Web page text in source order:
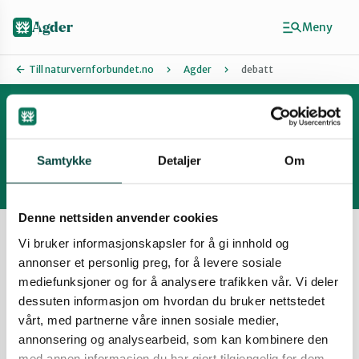
Samtykke Detaljer Om
Denne nettsiden anvender cookies
Vi bruker informasjonskapsler for å gi innhold og
annonser et personlig preg, for å levere sosiale
mediefunksjoner og for å analysere trafikken vår. Vi deler
dessuten informasjon om hvordan du bruker nettstedet
vårt, med partnerne våre innen sosiale medier,
annonsering og analysearbeid, som kan kombinere den
Agder
Arendal
Grimstad
Kristiansand
Agder
Till naturvernforbundet.no Agder debatt
Artikler
Den store klima og miljødebatten
Tirsdag 19. august 2025 klokka 19:00 - 20:30 - vi
har invitert samtlige partier som i dag er
representert på Stortinget om å stille med sine
toppkandidater.